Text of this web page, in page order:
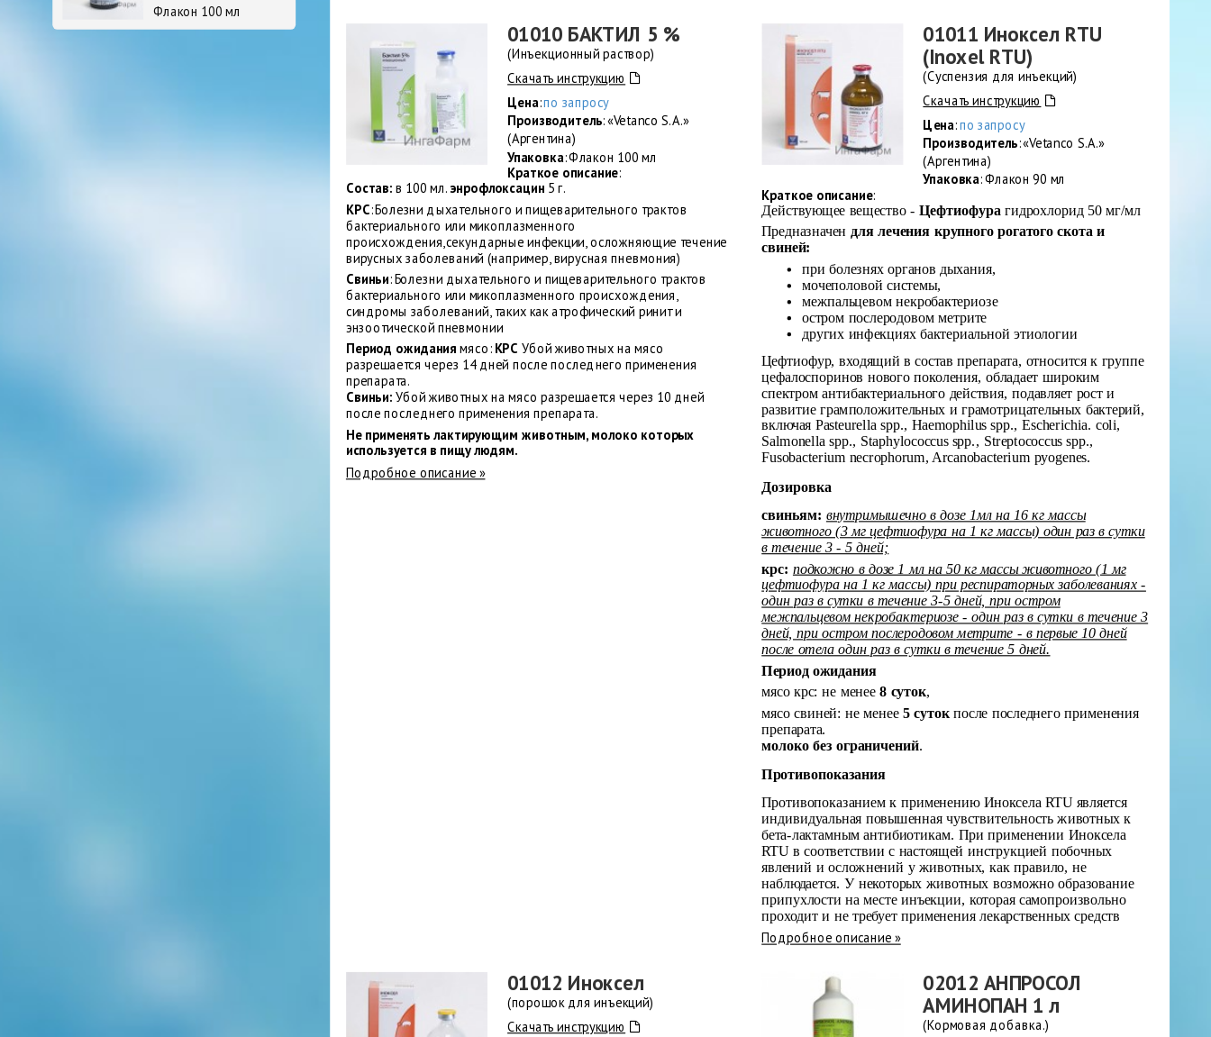
Флакон 100 мл
01010 БАКТИЛ 5 %
(Инъекционный раствор)
Скачать инструкцию
Цена:по запросу
Производитель: «Vetanco S.A.»
(Аргентина)
Упаковка: Флакон 100 мл
Краткое описание:
Состав: в 100 мл.энрофлоксацин 5 г.
КРС:Болезни дыхательного и пищеварительного трактов
бактериального или микоплазменного
происхождения,секундарные инфекции, осложняющие течение
вирусных заболеваний (например, вирусная пневмония)
Свиньи: Болезни дыхательного и пищеварительного трактов
бактериального или микоплазменного происхождения,
синдромы заболеваний, таких как атрофический ринит и
энзоотической пневмонии
Период ожидания мясо: КРС Убой животных на мясо
разрешается через 14 дней после последнего применения
препарата.
Свиньи: Убой животных на мясо разрешается через 10 дней
после последнего применения препарата.
Не применять лактирующим животным, молоко которых
используется в пищу людям.
Подробное описание »
01011 Иноксел RTU
(Inoxel RTU)
(Суспензия для инъекций)
Скачать инструкцию
Цена:по запросу
Производитель: «Vetanco S.A.»
(Аргентина)
Упаковка: Флакон 90 мл
Краткое описание:
Действующее вещество - Цефтиофура гидрохлорид 50 мг/мл
Предназначен для лечения крупного рогатого скота и
свиней:
при болезнях органов дыхания,
мочеполовой системы,
межпальцевом некробактериозе
остром послеродовом метрите
других инфекциях бактериальной этиологии
Цефтиофур, входящий в состав препарата, относится к группе
цефалоспоринов нового поколения, обладает широким
спектром антибактериального действия, подавляет рост и
развитие грамположительных и грамотрицательных бактерий,
включая Pasteurella spp., Haemophilus spp., Escherichia. coli,
Salmonella spp., Staphylococcus spp., Streptococcus spp.,
Fusobacterium necrophorum, Arcanobacterium pyogenes.
Дозировка
свиньям: внутримышечно в дозе 1мл на 16 кг массы
животного (3 мг цефтиофура на 1 кг массы) один раз в сутки
в течение 3 - 5 дней;
крс: подкожно в дозе 1 мл на 50 кг массы животного (1 мг
цефтиофура на 1 кг массы) при респираторных заболеваниях -
один раз в сутки в течение 3-5 дней, при остром
межпальцевом некробактериозе - один раз в сутки в течение 3
дней, при остром послеродовом метрите - в первые 10 дней
после отела один раз в сутки в течение 5 дней.
Период ожидания
мясо крс: не менее8 суток,
мясо свиней: не менее 5 суток после последнего применения
препарата.
молокобез ограничений.
Противопоказания
Противопоказанием к применению Иноксела RTU является
индивидуальная повышенная чувствительность животных к
бета-лактамным антибиотикам. При применении Иноксела
RTU в соответствии с настоящей инструкцией побочных
явлений и осложнений у животных, как правило, не
наблюдается. У некоторых животных возможно образование
припухлости на месте инъекции, которая самопроизвольно
проходит и не требует применения лекарственных средств
Подробное описание »
01012 Иноксел
(порошок для инъекций)
Скачать инструкцию
02012 АНПРОСОЛ
АМИНОПАН 1 л
(Кормовая добавка.)